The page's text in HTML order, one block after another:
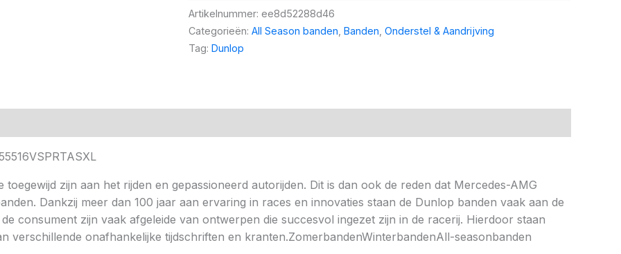
Artikelnummer: ee8d52288d46
Categorieën: All Season banden Banden Onderstel & Aandrijving
Tag: Dunlop
zijn aan het rijden en gepassioneerd autorijden. Dit is dan ook de reden dat Mercedes-AMG
Dankzij meer dan 100 jaar aan ervaring in races en innovaties staan de Dunlop banden vaak aan de
consument zijn vaak afgeleide van ontwerpen die succesvol ingezet zijn in de racerij. Hierdoor staan
verschillende onafhankelijke tijdschriften en kranten.ZomerbandenWinterbandenAll-seasonbanden